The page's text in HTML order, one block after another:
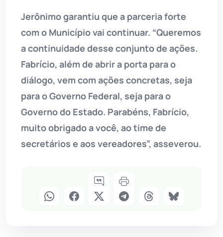
Jerônimo garantiu que a parceria forte
com o Município vai continuar. “Queremos
a continuidade desse conjunto de ações.
Fabrício, além de abrir a porta para o
diálogo, vem com ações concretas, seja
para o Governo Federal, seja para o
Governo do Estado. Parabéns, Fabrício,
muito obrigado a você, ao time de
secretários e aos vereadores”, asseverou.